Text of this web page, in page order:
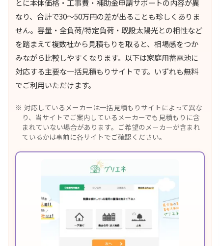
とに本体価格・工事費・補助金申請サポートの内容が異
なり、合計で30〜50万円の差が出ることも珍しくありま
せん。容量・全負荷/特定負荷・既設太陽光との相性など
を踏まえて複数社から見積もりを取ると、相場感をつか
みながら比較しやすくなります。以下は家庭用蓄電池に
対応する主要な一括見積もりサイトです。いずれも無料
でご利用いただけます。
対応しているメーカーは一括見積もりサイトによって異な
り、当サイトでご案内しているメーカーでも見積もりに含
まれていない場合があります。ご希望のメーカーが含まれ
ているかは事前に各サイトでご確認ください。